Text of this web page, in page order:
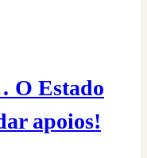
Estado
apoios!